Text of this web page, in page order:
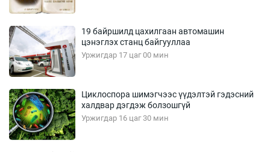
19 байршилд цахилгаан автомашин
цэнэглэх станц байгууллаа
Уржигдар 17 цаг 00 мин
Циклоспора шимэгчээс үүдэлтэй гэдэсний
халдвар дэгдэж болзошгүй
Уржигдар 16 цаг 30 мин